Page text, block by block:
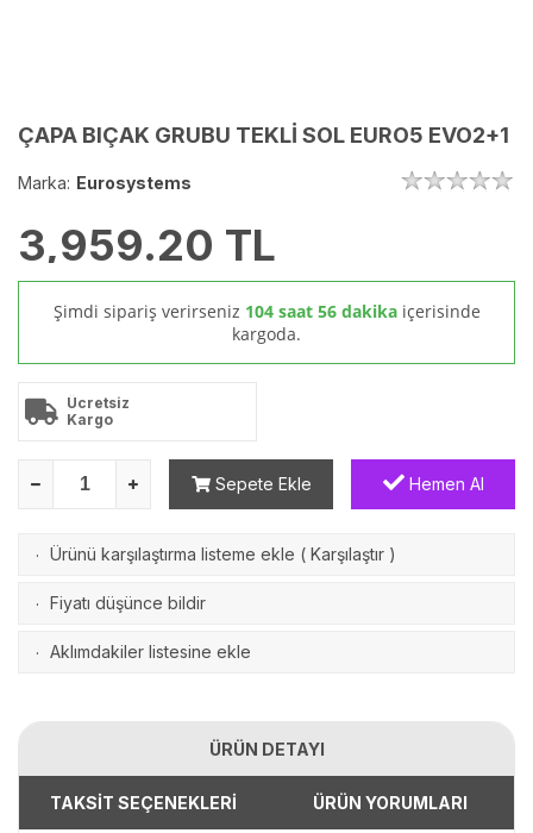
ÇAPA BIÇAK GRUBU TEKLİ SOL EURO5 EVO2+1
Marka: Eurosystems
3,959.20 TL
Şimdi sipariş verirseniz 104 saat 56 dakika içerisinde
kargoda.
Ücretsiz
Kargo
Sepete Ekle Hemen Al
· Ürünü karşılaştırma listeme ekle ( Karşılaştır )
· Fiyatı düşünce bildir
· Aklımdakiler listesine ekle
ÜRÜN DETAYI
TAKSİT SEÇENEKLERİ ÜRÜN YORUMLARI